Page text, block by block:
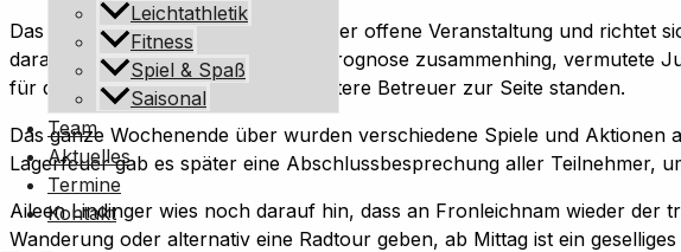
Leichtathletik
Fitness
Spiel & Spaß
Saisonal
Team
Aktuelles
Termine
Kontakt
Das Pfingstlager ist eine für alle Kinder offene Veranstaltung und richtet
daran teil, was wohl mit der Wetterprognose zusammenhing, vermutete
für die Zeit der Veranstaltung 20 weitere Betreuer zur Seite standen.
Das ganze Wochenende über wurden verschiedene Spiele und
Lagerfeuer gab es später eine Abschlussbesprechung aller Teilnehmer,
Aileen Lindinger wies noch darauf hin, dass an Fronleichnam wieder der
Wanderung oder alternativ eine Radtour geben, ab Mittag ist ein